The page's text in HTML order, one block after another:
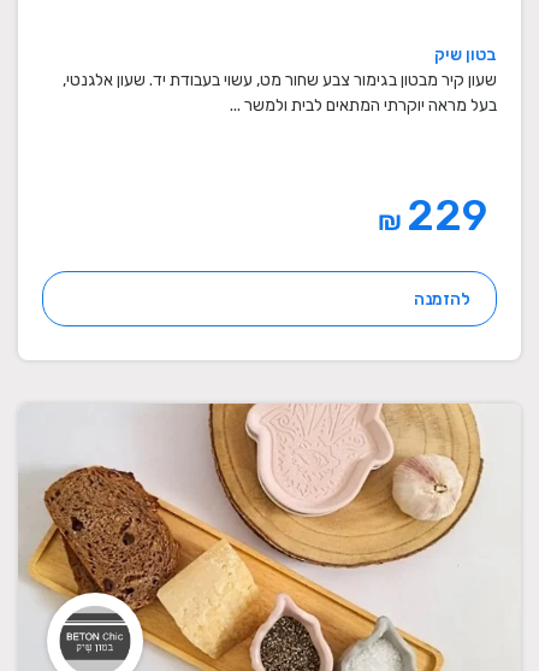
בטון שיק
שעון קיר מבטון בגימור צבע שחור מט, עשוי בעבודת יד. שעון אלגנטי,
בעל מראה יוקרתי המתאים לבית ולמשר ...
₪
להזמנה